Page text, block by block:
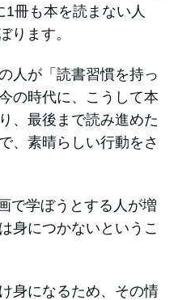
冊も本を読まない人
ります。
人が「読書習慣を持っ
の時代に、こうして本
、最後まで読み進めた
、素晴らしい行動をさ
で学ぼうとする人が増
身につかないというこ
身になるため、その情